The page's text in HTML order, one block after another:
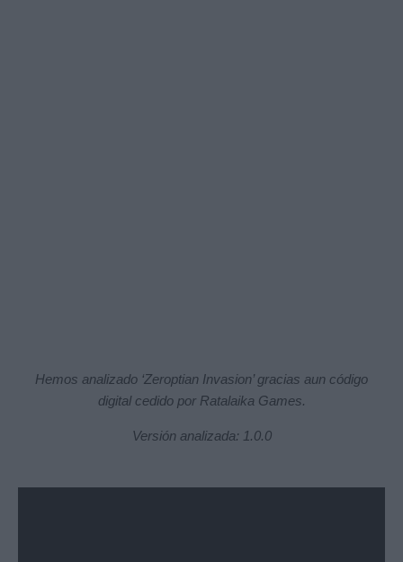
Hemos analizado ‘Zeroptian Invasion’ gracias aun código
digital cedido por Ratalaika Games.
Versión analizada: 1.0.0